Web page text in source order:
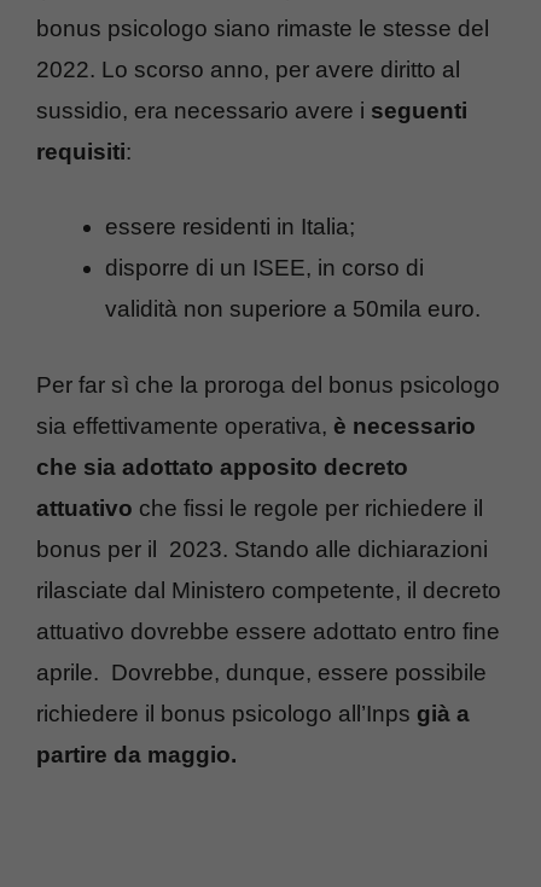
bonus psicologo siano rimaste le stesse del
2022. Lo scorso anno, per avere diritto al
sussidio, era necessario avere i seguenti
requisiti:
essere residenti in Italia;
disporre di un ISEE, in corso di
validità non superiore a 50mila euro.
Per far sì che la proroga del bonus psicologo
sia effettivamente operativa, è necessario
che sia adottato apposito decreto
attuativo che fissi le regole per richiedere il
bonus per il 2023. Stando alle dichiarazioni
rilasciate dal Ministero competente, il decreto
attuativo dovrebbe essere adottato entro fine
aprile. Dovrebbe, dunque, essere possibile
richiedere il bonus psicologo all’Inps già a
partire da maggio.